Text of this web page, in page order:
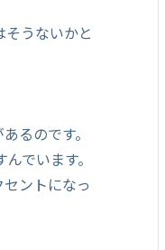
うないかと
るのです。
でいます。
ントになっ